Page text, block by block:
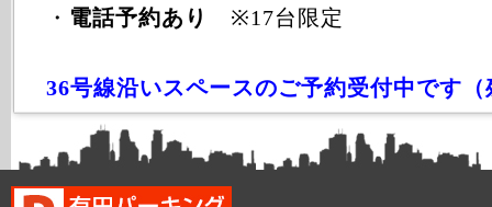
・ 電話予約あり ※17台限定
36号線沿いスペースのご予約受付中です